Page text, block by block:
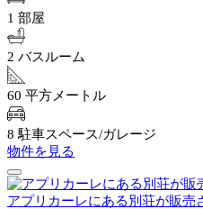
1 部屋
2 バスルーム
60 平方メートル
8 駐車スペース/ガレージ
物件を見る
アプリカーレにある別荘が販売